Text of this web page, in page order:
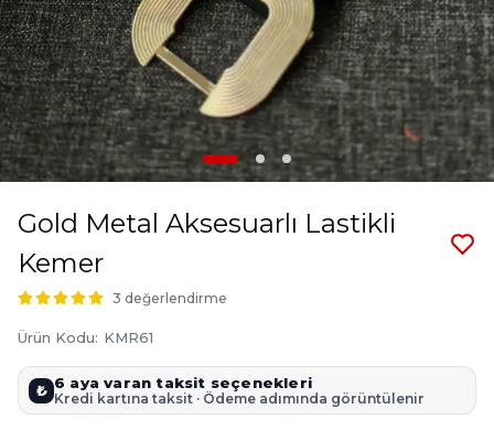
Gold Metal Aksesuarlı Lastikli
Kemer
3 değerlendirme
Ürün Kodu: KMR61
₺ 6 aya varan taksit seçenekleri
Kredi kartına taksit · Ödeme adımında görüntülenir